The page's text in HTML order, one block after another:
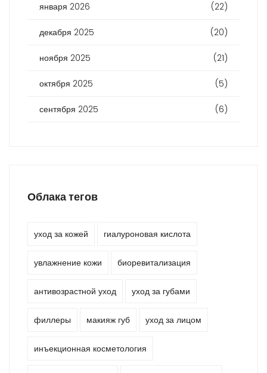
января 2026 (22)
декабря 2025 (20)
ноября 2025 (21)
октября 2025 (5)
сентября 2025 (6)
Облака тегов
уход за кожей гиалуроновая кислота
увлажнение кожи биоревитализация
антивозрастной уход уход за губами
филлеры макияж губ уход за лицом
инъекционная косметология